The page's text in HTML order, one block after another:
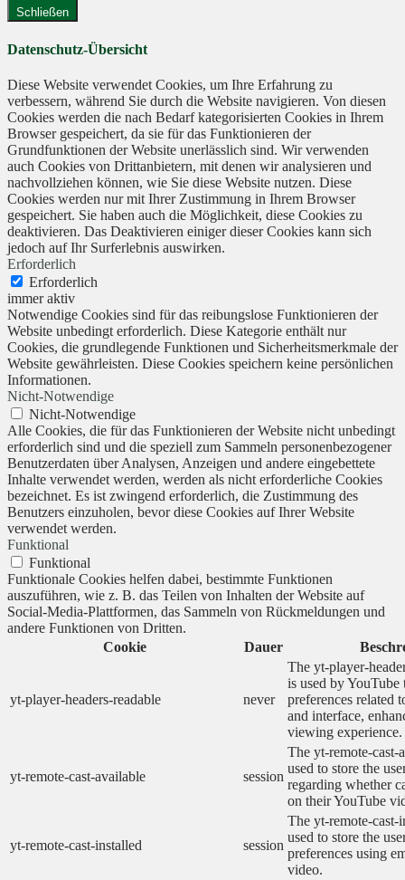
Schließen
Datenschutz-Übersicht
Diese Website verwendet Cookies, um Ihre Erfahrung zu
verbessern, während Sie durch die Website navigieren. Von diesen
Cookies werden die nach Bedarf kategorisierten Cookies in Ihrem
Browser gespeichert, da sie für das Funktionieren der
Grundfunktionen der Website unerlässlich sind. Wir verwenden
auch Cookies von Drittanbietern, mit denen wir analysieren und
nachvollziehen können, wie Sie diese Website nutzen. Diese
Cookies werden nur mit Ihrer Zustimmung in Ihrem Browser
gespeichert. Sie haben auch die Möglichkeit, diese Cookies zu
deaktivieren. Das Deaktivieren einiger dieser Cookies kann sich
jedoch auf Ihr Surferlebnis auswirken.
Erforderlich
Erforderlich
immer aktiv
Notwendige Cookies sind für das reibungslose Funktionieren der
Website unbedingt erforderlich. Diese Kategorie enthält nur
Cookies, die grundlegende Funktionen und Sicherheitsmerkmale der
Website gewährleisten. Diese Cookies speichern keine persönlichen
Informationen.
Nicht-Notwendige
Nicht-Notwendige
Alle Cookies, die für das Funktionieren der Website nicht unbedingt
erforderlich sind und die speziell zum Sammeln personenbezogener
Benutzerdaten über Analysen, Anzeigen und andere eingebettete
Inhalte verwendet werden, werden als nicht erforderliche Cookies
bezeichnet. Es ist zwingend erforderlich, die Zustimmung des
Benutzers einzuholen, bevor diese Cookies auf Ihrer Website
verwendet werden.
Funktional
Funktional
Funktionale Cookies helfen dabei, bestimmte Funktionen
auszuführen, wie z. B. das Teilen von Inhalten der Website auf
Social-Media-Plattformen, das Sammeln von Rückmeldungen und
andere Funktionen von Dritten.
Cookie
Dauer
yt-player-headers-readable never
The yt-player-
is used by YouTube
preferences related
and interface,
viewing experience.
yt-remote-cast-available session
The yt-remote-cast-
used to store the
regarding whether
on their YouTube
yt-remote-cast-installed session
The yt-remote-cast-
used to store the
preferences using
video.